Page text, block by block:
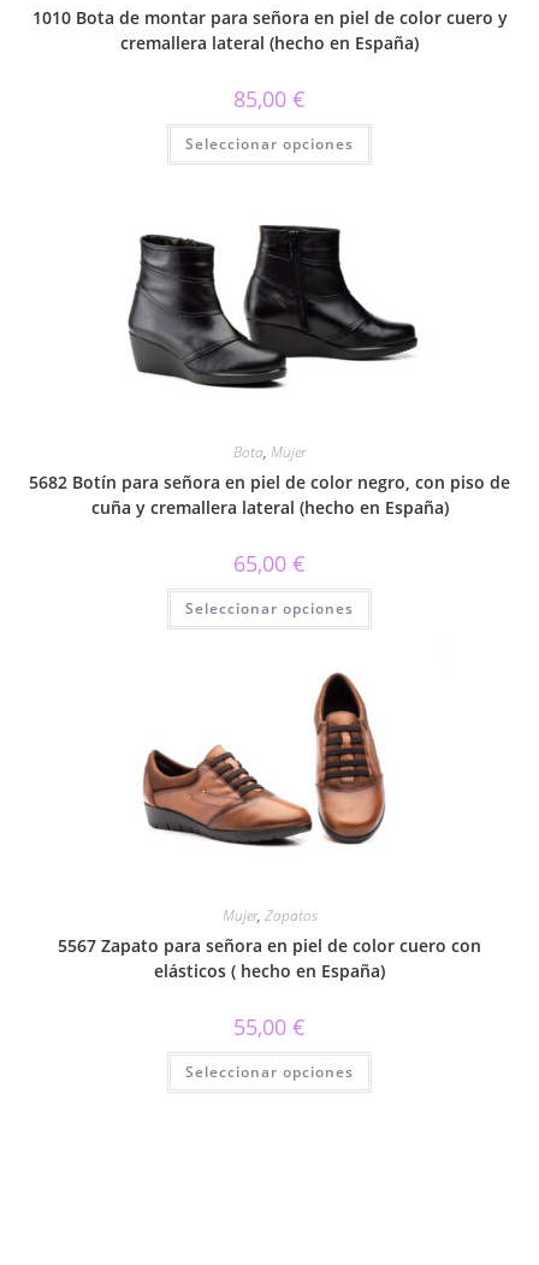
1010 Bota de montar para señora en piel de color cuero y
cremallera lateral (hecho en España)
85,00 €
Seleccionar opciones
Este
tiene
la
página
de
producto
Bota, Mujer
5682 Botín para señora en piel de color negro, con piso de
cuña y cremallera lateral (hecho en España)
65,00 €
Seleccionar opciones
Este
tiene
pueden
elegir
en
la
página
de
producto
Mujer, Zapatos
5567 Zapato para señora en piel de color cuero con
elásticos ( hecho en España)
55,00 €
Seleccionar opciones
Este
tiene